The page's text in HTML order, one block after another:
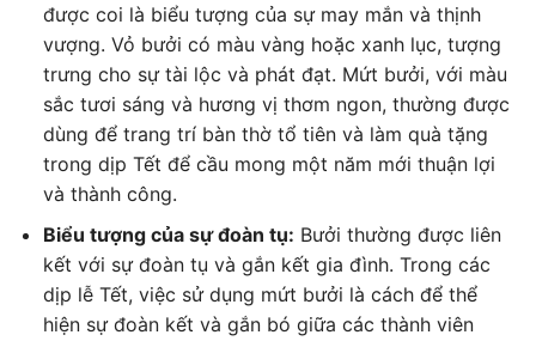
được coi là biểu tượng của sự may mắn và thịnh
vượng. Vỏ bưởi có màu vàng hoặc xanh lục, tượng
trưng cho sự tài lộc và phát đạt. Mứt bưởi, với màu
sắc tươi sáng và hương vị thơm ngon, thường được
dùng để trang trí bàn thờ tổ tiên và làm quà tặng
trong dịp Tết để cầu mong một năm mới thuận lợi
và thành công.
Biểu tượng của sự đoàn tụ: Bưởi thường được liên
kết với sự đoàn tụ và gắn kết gia đình. Trong các
dịp lễ Tết, việc sử dụng mứt bưởi là cách để thể
hiện sự đoàn kết và gắn bó giữa các thành viên